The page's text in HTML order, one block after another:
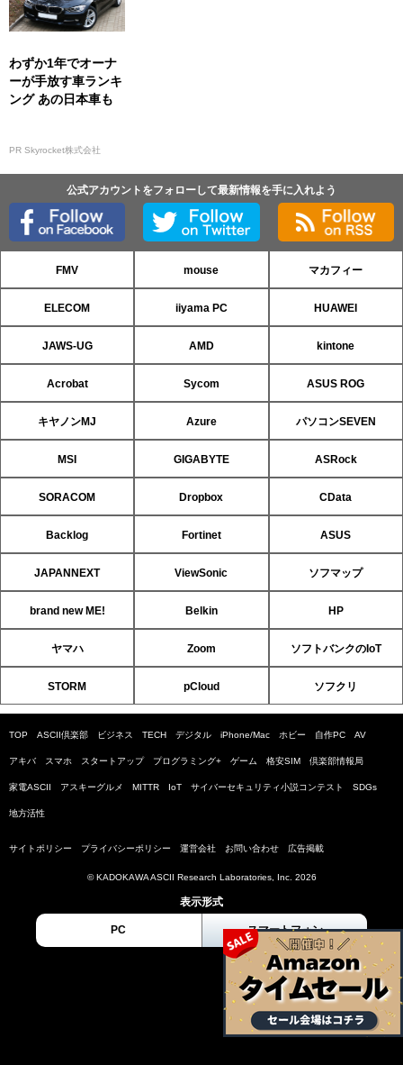
わずか1年でオーナ
ーが手放す車ランキ
ング あの日本車も
PR Skyrocket株式会社
公式アカウントをフォローして最新情報を手に入れよう
FMV mouse マカフィー
ELECOM iiyama PC HUAWEI
JAWS-UG AMD kintone
Acrobat Sycom ASUS ROG
キヤノンMJ Azure パソコンSEVEN
MSI GIGABYTE ASRock
SORACOM Dropbox CData
Backlog Fortinet ASUS
JAPANNEXT ViewSonic ソフマップ
brand new ME! Belkin HP
ヤマハ Zoom ソフトバンクのIoT
STORM pCloud ソフクリ
TOP ASCII倶楽部 ビジネス TECH デジタル iPhone/Mac ホビー 自作PC AV
アキバ スマホ スタートアップ プログラミング+ ゲーム 格安SIM 倶楽部情報局
家電ASCII アスキーグルメ MITTR IoT サイバーセキュリティ小説コンテスト SDGs
地方活性
サイトポリシー プライバシーポリシー 運営会社 お問い合わせ 広告掲載
© KADOKAWA ASCII Research Laboratories, Inc. 2026
表示形式
PC スマートフォン